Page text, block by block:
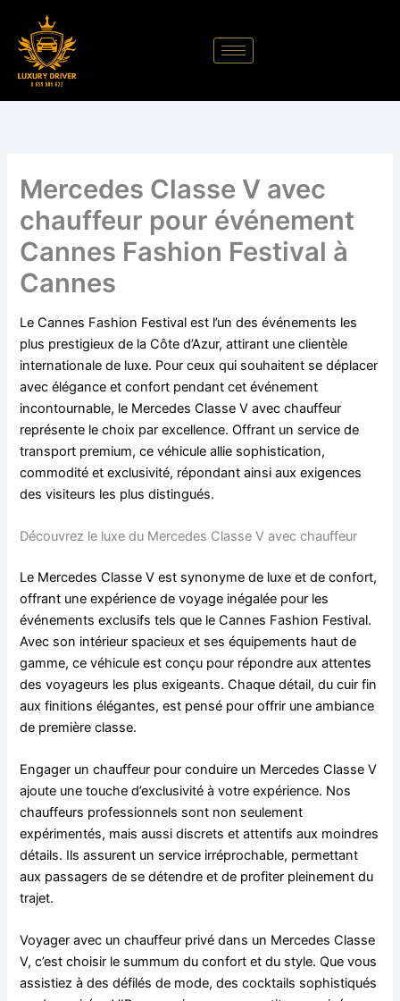
contenu
Mercedes Classe V avec
chauffeur pour événement
Cannes Fashion Festival à
Cannes
Le Cannes Fashion Festival est l’un des événements les
plus prestigieux de la Côte d’Azur, attirant une clientèle
internationale de luxe. Pour ceux qui souhaitent se déplacer
avec élégance et confort pendant cet événement
incontournable, le Mercedes Classe V avec chauffeur
représente le choix par excellence. Offrant un service de
transport premium, ce véhicule allie sophistication,
commodité et exclusivité, répondant ainsi aux exigences
des visiteurs les plus distingués.
Découvrez le luxe du Mercedes Classe V avec chauffeur
Le Mercedes Classe V est synonyme de luxe et de confort,
offrant une expérience de voyage inégalée pour les
événements exclusifs tels que le Cannes Fashion Festival.
Avec son intérieur spacieux et ses équipements haut de
gamme, ce véhicule est conçu pour répondre aux attentes
des voyageurs les plus exigeants. Chaque détail, du cuir fin
aux finitions élégantes, est pensé pour offrir une ambiance
de première classe.
Engager un chauffeur pour conduire un Mercedes Classe V
ajoute une touche d’exclusivité à votre expérience. Nos
chauffeurs professionnels sont non seulement
expérimentés, mais aussi discrets et attentifs aux moindres
détails. Ils assurent un service irréprochable, permettant
aux passagers de se détendre et de profiter pleinement du
trajet.
Voyager avec un chauffeur privé dans un Mercedes Classe
V, c’est choisir le summum du confort et du style. Que vous
assistiez à des défilés de mode, des cocktails sophistiqués